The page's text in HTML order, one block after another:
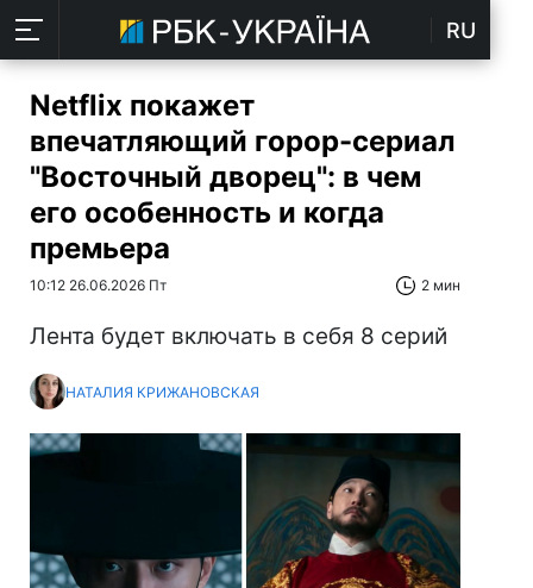
RU
Netflix покажет
впечатляющий горор-сериал
"Восточный дворец": в чем
его особенность и когда
премьера
10:12 26.06.2026 Пт 2 мин
Лента будет включать в себя 8 серий
НАТАЛИЯ КРИЖАНОВСКАЯ